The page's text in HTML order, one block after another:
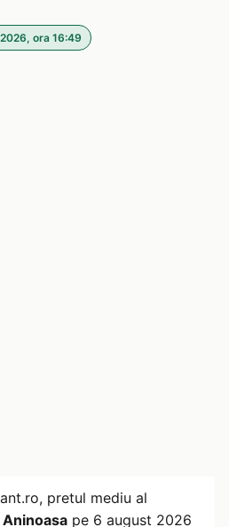
ora 16:49
pretul mediu al
Aninoasa pe 6 august 2026